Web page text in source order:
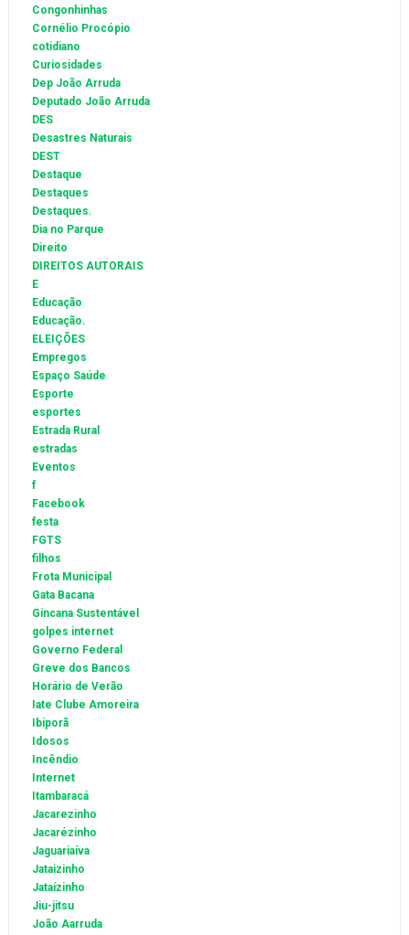
Congonhinhas
Cornélio Procópio
cotidiano
Curiosidades
Dep João Arruda
Deputado João Arruda
DES
Desastres Naturais
DEST
Destaque
Destaques
Destaques.
Dia no Parque
Direito
DIREITOS AUTORAIS
E
Educação
Educação.
ELEIÇÕES
Empregos
Espaço Saúde
Esporte
esportes
Estrada Rural
estradas
Eventos
f
Facebook
festa
FGTS
filhos
Frota Municipal
Gata Bacana
Gincana Sustentável
golpes internet
Governo Federal
Greve dos Bancos
Horário de Verão
Iate Clube Amoreira
Ibiporã
Idosos
Incêndio
Internet
Itambaracá
Jacarezinho
Jacarézinho
Jaguariaíva
Jataizinho
Jataízinho
Jiu-jitsu
João Aarruda